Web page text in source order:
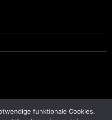
funktionale Cookies.